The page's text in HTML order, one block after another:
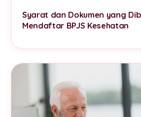
Syarat dan Dokumen yang
Mendaftar BPJS Kesehatan